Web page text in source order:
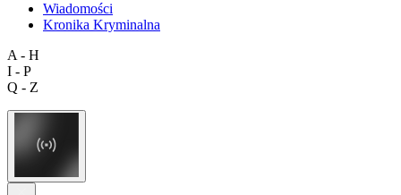
Wiadomości
Kronika Kryminalna
A - H
I - P
Q - Z